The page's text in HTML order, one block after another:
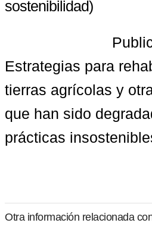
sostenibilidad)
Estrategias para
tierras agrícolas y
que han sido
prácticas
Otra información relacionada